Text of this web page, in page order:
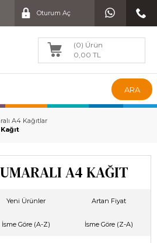
Oturum Aç
(0) Ürün
0,00 TL
ARA
A4 Kağıtlar
A4 KAĞIT
Yeni Ürünler Artan Fiyat
İsme Göre (A-Z) İsme Göre (Z-A)